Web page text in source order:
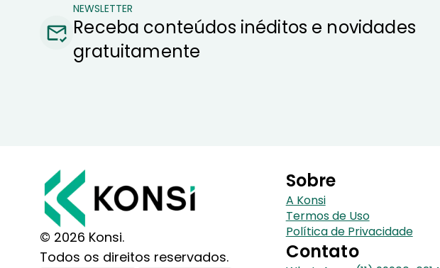
NEWSLETTER
Receba conteúdos inéditos e novidades
gratuitamente
© 2026 Konsi.
Todos os direitos reservados.
Sobre
A Konsi
Termos de Uso
Política de Privacidade
Contato